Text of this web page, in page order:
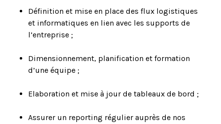
Définition et mise en place des flux logistiques
et informatiques en lien avec les supports de
l’entreprise ;
Dimensionnement, planification et formation
d’une équipe ;
Elaboration et mise à jour de tableaux de bord ;
Assurer un reporting régulier auprès de nos